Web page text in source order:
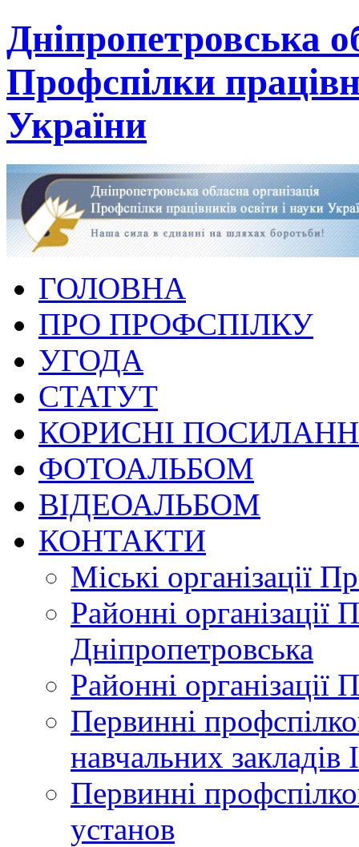
Дніпропетровська
Профспілки
України
ГОЛОВНА
ПРО ПРОФСПІЛКУ
УГОДА
СТАТУТ
КОРИСНІ
ФОТОАЛЬБОМ
ВІДЕОАЛЬБОМ
КОНТАКТИ
Міські організації
Районні організації
Дніпропетровська
Районні організації
Первинні
навчальних закладів
Первинні
установ